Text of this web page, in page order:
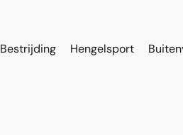
Bestrijding Hengelsport